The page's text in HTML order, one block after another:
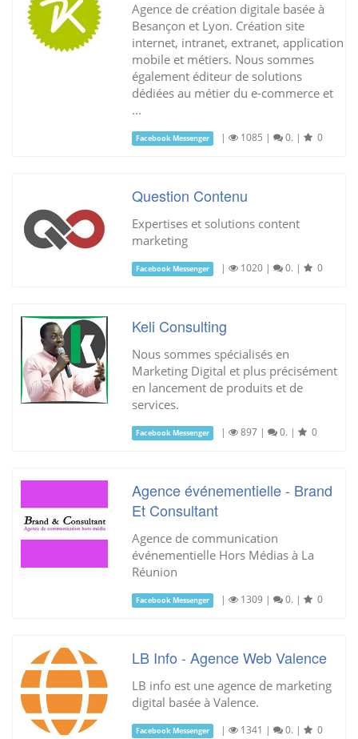
Agence de création digitale basée à
Besançon et Lyon. Création site
internet, intranet, extranet, application
mobile et métiers. Nous sommes
également éditeur de solutions
dédiées au métier du e-commerce et
...
Facebook Messenger | 1085 | 0. | 0
Question Contenu
Expertises et solutions content
marketing
Facebook Messenger | 1020 | 0. | 0
Keli Consulting
Nous sommes spécialisés en
Marketing Digital et plus précisément
en lancement de produits et de
services.
Facebook Messenger | 897 | 0. | 0
Agence événementielle - Brand
Et Consultant
Agence de communication
événementielle Hors Médias à La
Réunion
Facebook Messenger | 1309 | 0. | 0
LB Info - Agence Web Valence
LB info est une agence de marketing
digital basée à Valence.
Facebook Messenger | 1341 | 0. | 0